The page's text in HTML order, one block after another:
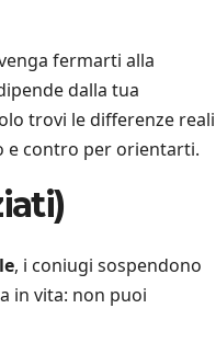
fermarti alla
dalla tua
trovi le differenze reali
e contro per orientarti.
, i coniugi sospendono
in vita: non puoi